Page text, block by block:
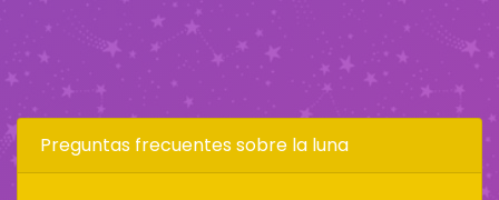
Preguntas frecuentes sobre la luna